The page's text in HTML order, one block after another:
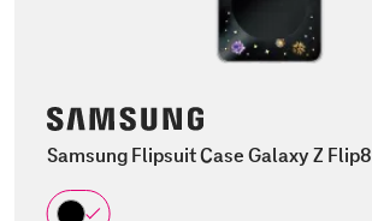
Samsung Flipsuit Case Galaxy Z Flip8